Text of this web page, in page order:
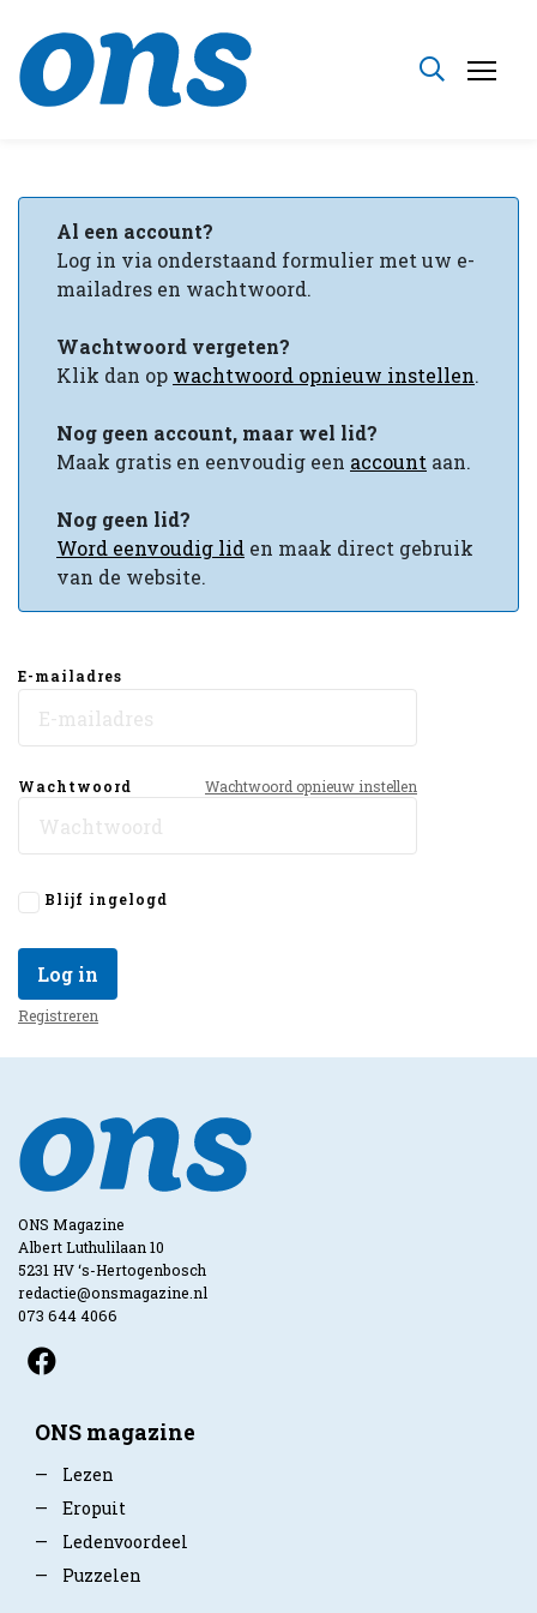
Al een account?
Log in via onderstaand formulier met uw e-
mailadres en wachtwoord.
Wachtwoord vergeten?
Klik dan op wachtwoord opnieuw instellen.
Nog geen account, maar wel lid?
Maak gratis en eenvoudig een account aan.
Nog geen lid?
Word eenvoudig lid en maak direct gebruik
van de website.
E-mailadres
Wachtwoord Wachtwoord opnieuw instellen
Blijf ingelogd
Log in
Registreren
ONS Magazine
Albert Luthulilaan 10
5231 HV ‘s-Hertogenbosch
redactie@onsmagazine.nl
073 644 4066
ONS magazine
—
Lezen
—
Eropuit
—
Ledenvoordeel
—
Puzzelen